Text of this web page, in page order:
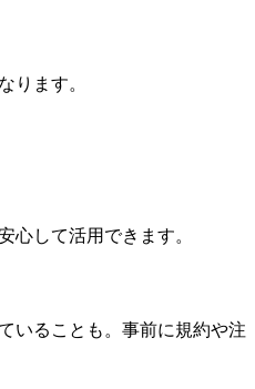
ります。
心して活用できます。
いることも。事前に規約や注